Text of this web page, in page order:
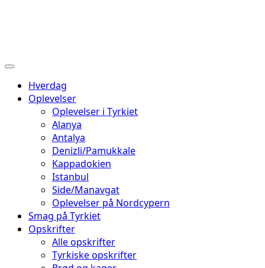
Hverdag
Oplevelser
Oplevelser i Tyrkiet
Alanya
Antalya
Denizli/Pamukkale
Kappadokien
Istanbul
Side/Manavgat
Oplevelser på Nordcypern
Smag på Tyrkiet
Opskrifter
Alle opskrifter
Tyrkiske opskrifter